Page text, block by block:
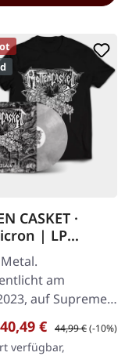
CASKET ·
| LP
am
auf Supreme
Records.
PREORDER
Verkaufspreis:
40,49 € Regulärer Preis:
44,99 €(-10%)
verfügbar,